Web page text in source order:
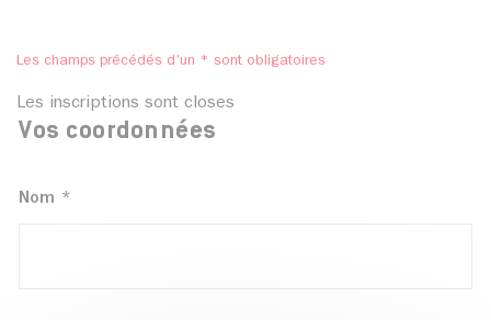
Les champs précédés d'un * sont obligatoires
Les inscriptions sont closes
Vos coordonnées
Nom *